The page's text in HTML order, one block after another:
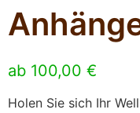
ab 100,00 €
Holen Sie sich Ihr